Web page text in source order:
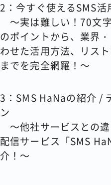
2 ：今すぐ使えるSMS活
～実は難しい！70文
のポイントから、業界
わせた活用方法、リス
までを完全網羅！～
3 ：SMS HaNaの紹介 /
ン
～他社サービスとの
配信サービス「SMS
介！～